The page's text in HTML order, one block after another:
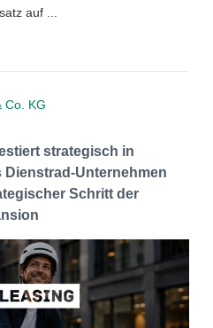
auf ...
Co. KG
strategisch in
Unternehmen
Schritt der